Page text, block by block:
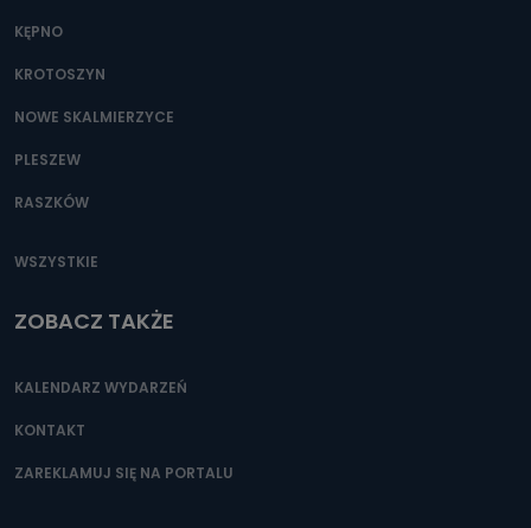
KĘPNO
KROTOSZYN
NOWE SKALMIERZYCE
PLESZEW
RASZKÓW
WSZYSTKIE
ZOBACZ TAKŻE
KALENDARZ WYDARZEŃ
KONTAKT
ZAREKLAMUJ SIĘ NA PORTALU